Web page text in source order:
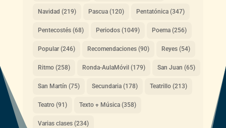
Navidad (219) Pascua(120) Pentatónica(347)
Pentecostés(68) Periodos(1049) Poema(256)
Popular(246) Recomendaciones(90) Reyes(54)
Ritmo(258) Ronda-AulaMóvil(179) San Juan (65)
San Martín (75) Secundaria(178) Teatrillo(213)
Teatro(91) Texto + Música(358)
Varias clases(234)